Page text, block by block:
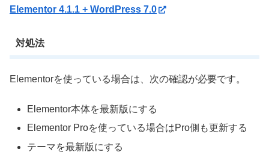
Elementor 4.1.1 + WordPress 7.0
対処法
Elementorを使っている場合は、次の確認が必要です。
Elementor本体を最新版にする
Elementor Proを使っている場合はPro側も更新する
テーマを最新版にする